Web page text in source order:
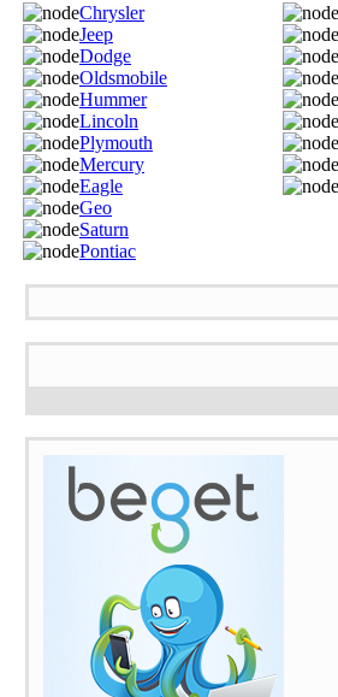
Chrysler
Jeep
Dodge
Oldsmobile
Hummer
Lincoln
Plymouth
Mercury
Eagle
Geo
Saturn
Pontiac